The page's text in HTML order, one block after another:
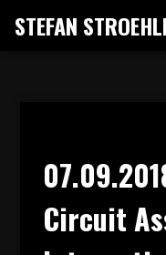
Inhalt
STEFAN
Circuit